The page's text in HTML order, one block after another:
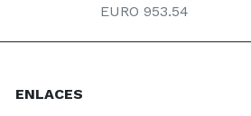
EURO 953.54
ENLACES